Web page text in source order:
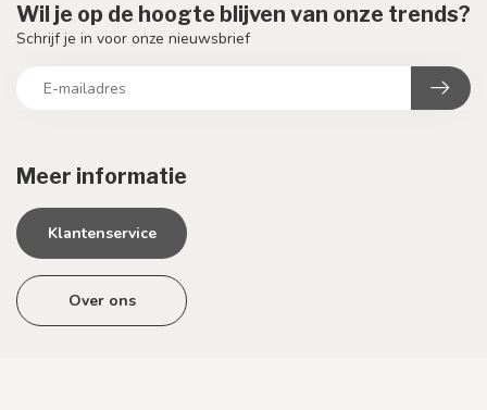
Meer informatie
Klantenservice
Over ons
Wil je op de hoogte blijven van onze trends?
Schrijf je in voor onze nieuwsbrief